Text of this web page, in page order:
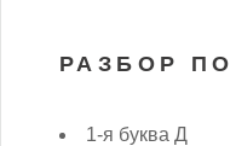
РАЗБОР
1-я буква Д